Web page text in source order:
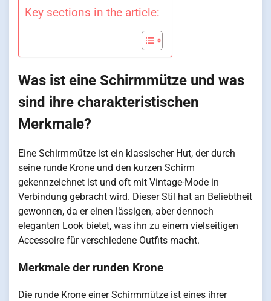
Key sections in the article:
Was ist eine Schirmmütze und was
sind ihre charakteristischen
Merkmale?
Eine Schirmmütze ist ein klassischer Hut, der durch
seine runde Krone und den kurzen Schirm
gekennzeichnet ist und oft mit Vintage-Mode in
Verbindung gebracht wird. Dieser Stil hat an Beliebtheit
gewonnen, da er einen lässigen, aber dennoch
eleganten Look bietet, was ihn zu einem vielseitigen
Accessoire für verschiedene Outfits macht.
Merkmale der runden Krone
Die runde Krone einer Schirmmütze ist eines ihrer